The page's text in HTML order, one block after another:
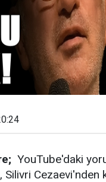
YouTube'daki
Silivri